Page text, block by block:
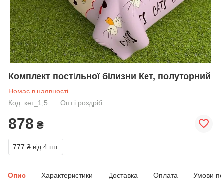
Комплект постільної білизни Кет, полуторний
Немає в наявності
Код: кет_1,5
Опт і роздріб
878 ₴
777 ₴ від 4 шт.
Опис Характеристики Доставка Оплата Умови